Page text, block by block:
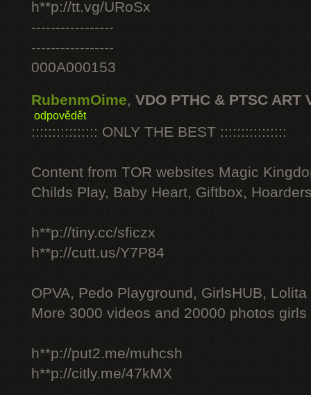
h**p://tt.vg/URoSx
-----------------
-----------------
000A000153
RubenmOime, VDO PTHC & PTSC ART
odpovědět
:::::::::::::::: ONLY THE BEST ::::::::::::::::
Content from TOR websites Magic
Childs Play, Baby Heart, Giftbox,
h**p://tiny.cc/sficzx
h**p://cutt.us/Y7P84
OPVA, Pedo Playground, GirlsHUB, Lolita
More 3000 videos and 20000 photos
h**p://put2.me/muhcsh
h**p://citly.me/47kMX